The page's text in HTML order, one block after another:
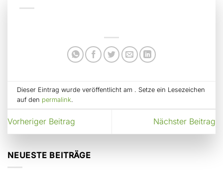
Dieser Eintrag wurde veröffentlicht am . Setze ein Lesezeichen
auf den permalink.
Vorheriger Beitrag Nächster Beitrag
NEUESTE BEITRÄGE